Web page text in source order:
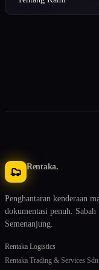
Rentaka.
Penghantaran kenderaan
dokumentasi penuh. Sabah
Semenanjung.
Rentaka Logistics
Rentaka Trading & Services